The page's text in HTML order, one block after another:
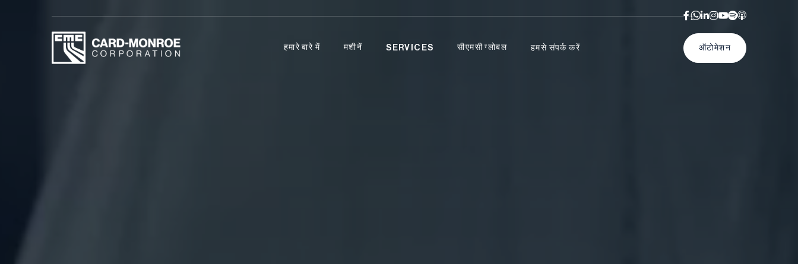
 
हमारे बारे में मशीनें SERVICES सीएमसी ग्लोबल हमसे संपर्क करें ऑटोमेशन